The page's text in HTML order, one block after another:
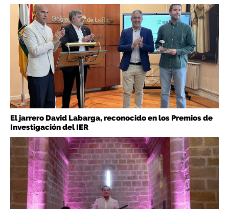
El jarrero David Labarga, reconocido en los Premios de
Investigación del IER